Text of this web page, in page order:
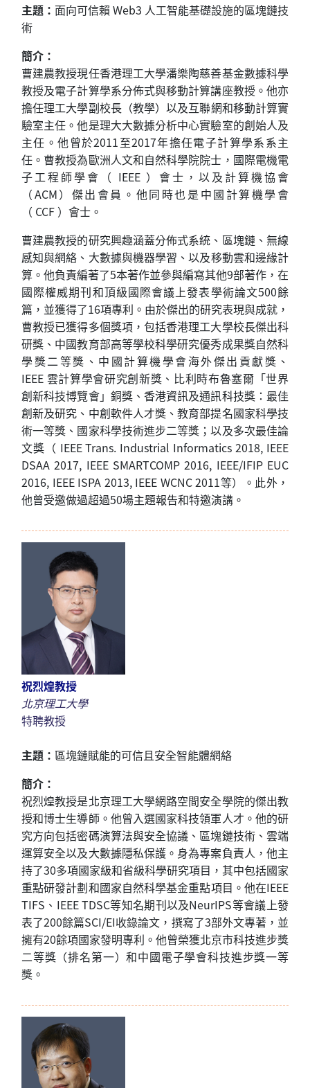
主題： 面向可信賴 Web3 人工智能基礎設施的區塊鏈技
術
簡介：
曹建農教授現任香港理工大學潘樂陶慈善基金數據科學
教授及電子計算學系分佈式與移動計算講座教授。 他亦
擔任理工大學副校長（教學）以及互聯網和移動計算實
驗室主任 。他是理大大數據分析中心實驗室的創始人及
主任 。他曾於2011至2017年擔任電子計算學系系主
任 。曹教授為歐洲人文和自然科學院院士， 國際電機電
子工程師學會 （ IEEE ） 會士， 以及 計算機協會
（ACM）傑出會員。他同時也是 中國計算機學會
（ CCF ） 會士 。
曹建農教授的研究興趣涵蓋分佈式系統、區塊鏈、無線
感知與網絡、大數據與機器學習、以及移動雲和邊緣計
算。他負責編著了5本著作並參與編寫其他9部著作，在
國際權威期刊和頂級國際會議上發表學術論文500餘
篇，並獲得了16項專利。由於傑出的研究表現與成就，
曹教授已獲得多個獎項，包括香港理工大學校長傑出科
研獎、中國教育部高等學校科學研究優秀成果獎自然科
學獎二等獎、中國計算機學會海外傑出貢獻獎、
IEEE 雲計算學會研究創新獎、 比利時布魯塞爾「世界
創新科技博覽會」銅獎、香港資訊及通訊科技獎：最佳
創新及研究、中創軟件人才獎、教育部提名國家科學技
術一等獎、國家科學技術進步二等獎；以及多次最佳論
文獎（ IEEE Trans. Industrial Informatics 2018, IEEE
DSAA 2017, IEEE SMARTCOMP 2016, IEEE/IFIP EUC
2016, IEEE ISPA 2013, IEEE WCNC 2011等）。 此外，
他曾受邀做過超過50場主題報告和特邀演講。
祝烈煌教授
北京理工大學
特聘教授
主題： 區塊鏈賦能的可信且安全智能體網絡
簡介：
祝烈煌教授是北京理工大學網路空間安全學院的傑出教
授和博士生導師。他曾入選國家科技領軍人才。他的研
究方向包括密碼演算法與安全協議、區塊鏈技術、雲端
運算安全以及大數據隱私保護。身為專案負責人，他主
持了30多項國家級和省級科學研究項目，其中包括國家
重點研發計劃和國家自然科學基金重點項目。他在IEEE
TIFS、IEEE TDSC等知名期刊以及NeurIPS等會議上發
表了200餘篇SCI/EI收錄論文，撰寫了3部外文專著，並
擁有20餘項國家發明專利。他曾榮獲北京市科技進步獎
二等獎（排名第一）和中國電子學會科技進步獎一等
獎。